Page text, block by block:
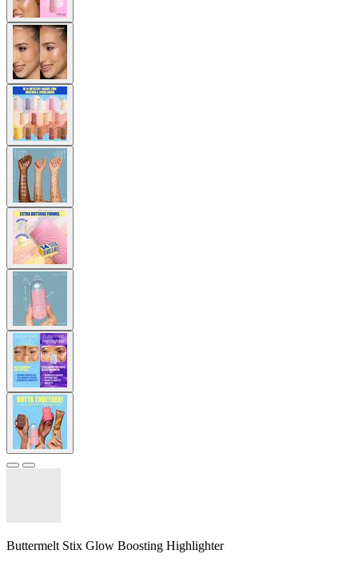
Buttermelt Stix Glow Boosting Highlighter